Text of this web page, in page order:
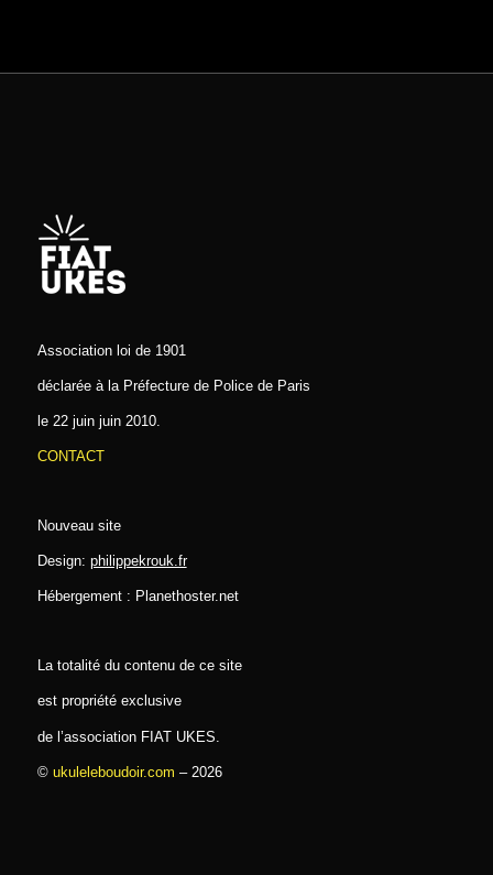
Association loi de 1901
déclarée à la Préfecture de Police de Paris
le 22 juin juin 2010.
CONTACT
Nouveau site
Design: philippekrouk.fr
Hébergement : Planethoster.net
La totalité du contenu de ce site
est propriété exclusive
de l’association FIAT UKES.
© ukuleleboudoir.com – 2026